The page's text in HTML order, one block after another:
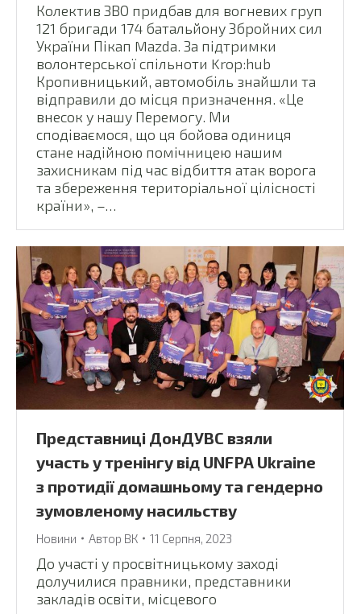
Колектив ЗВО придбав для вогневих груп
121 бригади 174 батальйону Збройних сил
України Пікап Mazda. За підтримки
волонтерської спільноти Krop:hub
Кропивницький, автомобіль знайшли та
відправили до місця призначення. «Це
внесок у нашу Перемогу. Ми
сподіваємося, що ця бойова одиниця
стане надійною помічницею нашим
захисникам під час відбиття атак ворога
та збереження територіальної цілісності
країни», –…
Представниці ДонДУВС взяли
участь у тренінгу від UNFPA Ukraine
з протидії домашньому та гендерно
зумовленому насильству
Новини Автор ВК 11 Серпня, 2023
До участі у просвітницькому заході
долучилися правники, представники
закладів освіти, місцевого